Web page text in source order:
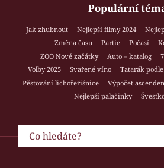
Populární
Jak zhubnout Nejlepší filmy 2024
Změna času
Partie Počasí
ZOO Nové začátky
Auto – katalog
Volby 2025
Svařené víno Tatarák
Pěstování lichořeřišnice
Výpočet
Nejlepší palačinky